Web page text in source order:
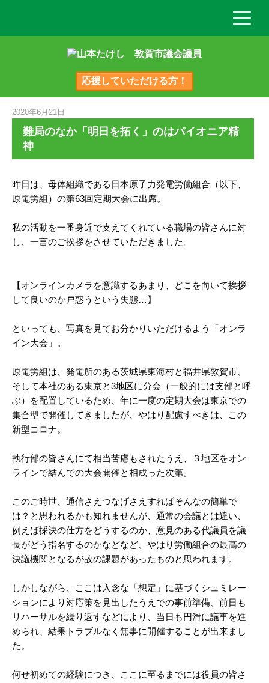
応援していただける方！
2020年6月21日
難局のなか「明日を拓く」のはパイオニア精
神
昨日は、母体組織である日本原子力発電労働組合（以下、
原電労組）の第63回定期大会に出席。
私の活動を一番身近で支えてくれている職場の皆さんに対
し、一言のご挨拶をさせていただきました。
【オンラインカメラを意識するあまり、どこを向いて挨拶
して良いのか戸惑うという失態…】
といっても、写真を見てお分かりいただけるよう「オンラ
イン大会」。
原電労組は、発電所のある茨城県東海村と福井県敦賀市、
そして本社のある東京と3地区に分会（一般的には支部と呼
ぶ）を配置しているため、年に一度の定期大会は東京での
集合型で開催してきましたが、やはり配慮すべきは、この
新型コロナ。
執行部の皆さんにて相当苦慮もされたうえ、３地区をオン
ラインで結んでの大会開催と相成った次第。
このご時世、通信さえつなげさえすればそんなの簡単で
は？と思われるかも知れませんが、通常の会議とは違い、
例えば採決の仕方をどうするのか、意見のある代議員を議
長がどう指名するのかなどなど、やはり労働組合の最高の
決議機関となるが故の課題があったものと思われます。
しかしながら、ここは入念な「想定」に基づくシュミレー
ションにより対応策を見出したうえでの事前準備、前日も
リハーサルを繰り返すなどにより、当日も円滑に議事を進
められ、結果トラブルなく無事に開催することが出来まし
た。
何せ初めての経験につき、ここに至るまでには役員の皆さ